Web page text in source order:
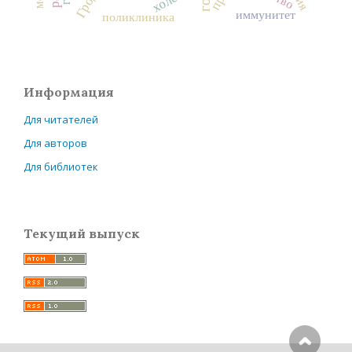
поликлиника иммунитет
Информация
Для читателей
Для авторов
Для библиотек
Текущий выпуск